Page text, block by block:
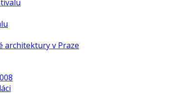
architektury v Praze